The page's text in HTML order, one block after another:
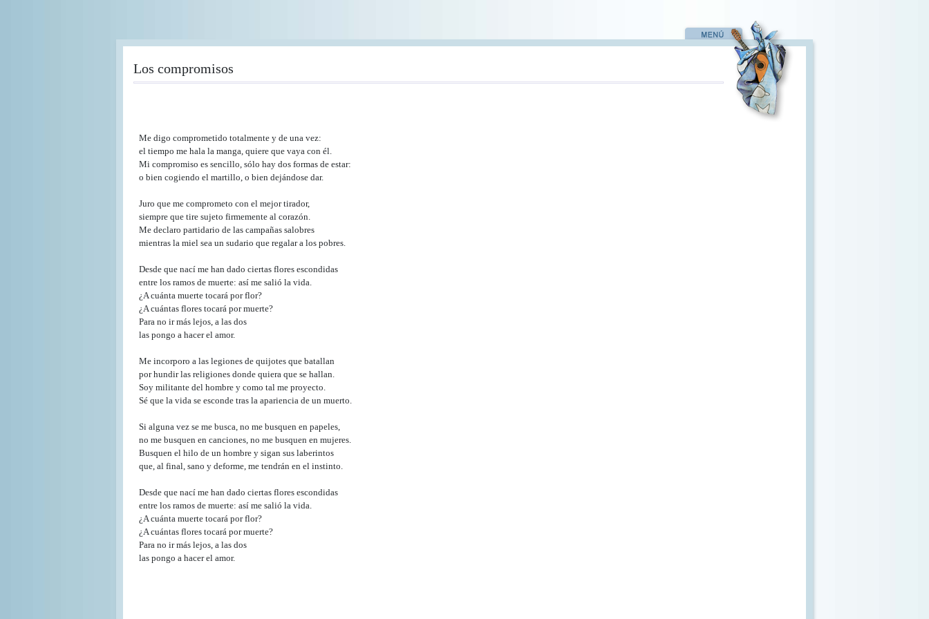
Los compromisos
Me digo comprometido totalmente y de una vez:
el tiempo me hala la manga, quiere que vaya con él.
Mi compromiso es sencillo, sólo hay dos formas de estar:
o bien cogiendo el martillo, o bien dejándose dar.
Juro que me comprometo con el mejor tirador,
siempre que tire sujeto firmemente al corazón.
Me declaro partidario de las campañas salobres
mientras la miel sea un sudario que regalar a los pobres.
Desde que nací me han dado ciertas flores escondidas
entre los ramos de muerte: así me salió la vida.
¿A cuánta muerte tocará por flor?
¿A cuántas flores tocará por muerte?
Para no ir más lejos, a las dos
las pongo a hacer el amor.
Me incorporo a las legiones de quijotes que batallan
por hundir las religiones donde quiera que se hallan.
Soy militante del hombre y como tal me proyecto.
Sé que la vida se esconde tras la apariencia de un muerto.
Si alguna vez se me busca, no me busquen en papeles,
no me busquen en canciones, no me busquen en mujeres.
Busquen el hilo de un hombre y sigan sus laberintos
que, al final, sano y deforme, me tendrán en el instinto.
Desde que nací me han dado ciertas flores escondidas
entre los ramos de muerte: así me salió la vida.
¿A cuánta muerte tocará por flor?
¿A cuántas flores tocará por muerte?
Para no ir más lejos, a las dos
las pongo a hacer el amor.